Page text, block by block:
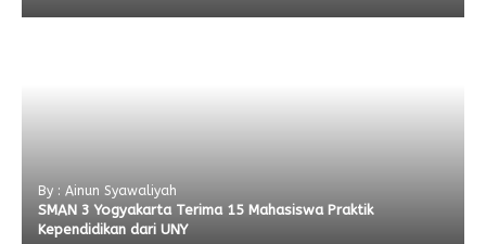
By : Ainun Syawaliyah
SMAN 3 Yogyakarta Terima 15 Mahasiswa Praktik
Kependidikan dari UNY